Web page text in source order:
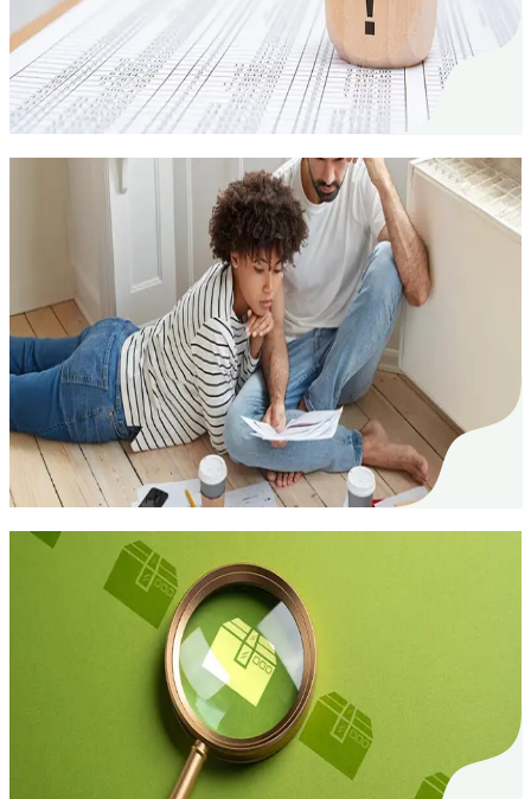
Welche Schäden vom Mieter beim Auszug behoben
werden müssen, wird oft unterschiedlich gesehen.
Dieser Beitrag klärt auf.
12. Juli 2024
Die erste eigene Wohnung: Wichtige
Punkte für einen erfolgreichen Start
Für junge Menschen ist der Umzug in die erste
eigene Wohnung ein wichtiger Schritt. Mit
sorgfältiger Planung lässt sich der Start finanziell
gut absichern.
Umzug 09. Mai 2024
Umzug: die besten Tipps für die
Wohnungssuche
Die Suche nach einer Wohnung ist immer mit
Aufwand, Zeit und Stress verbunden. Wir haben die